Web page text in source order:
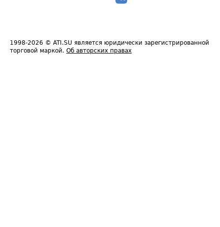
1998-2026 © ATI.SU является юридически зарегистрированной
торговой маркой. Об авторских правах